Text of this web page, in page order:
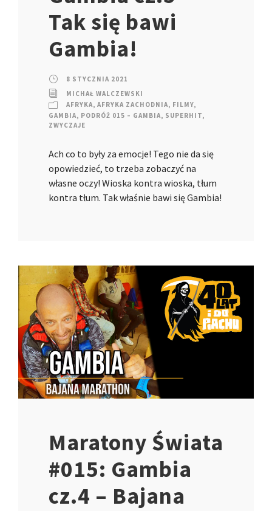
Tak się bawi
Gambia!
8 STYCZNIA 2021
MICHAŁ WALCZEWSKI
AFRYKA, AFRYKA ZACHODNIA, FILMY,
GAMBIA, PODRÓŻ 015 – GAMBIA, SUPERHIT,
ZWYCZAJE
Ach co to były za emocje! Tego nie da się
opowiedzieć, to trzeba zobaczyć na
własne oczy! Wioska kontra wioska, tłum
kontra tłum. Tak właśnie bawi się Gambia!
Maratony Świata
#015: Gambia
cz.4 – Bajana